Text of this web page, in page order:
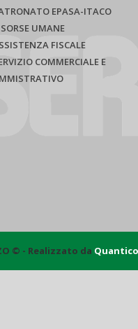
EPASA-ITACO
UMANE
FISCALE
COMMERCIALE E
© - Realizzato da Quantico